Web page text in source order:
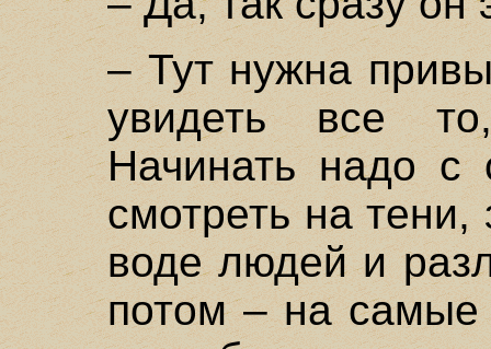
– Тут нужна
увидеть все
Начинать надо с
смотреть на
воде людей и
потом – на